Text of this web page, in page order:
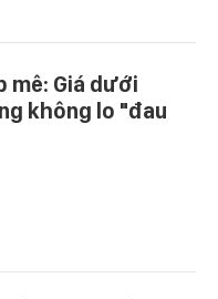
mê: Giá dưới
không lo "đau